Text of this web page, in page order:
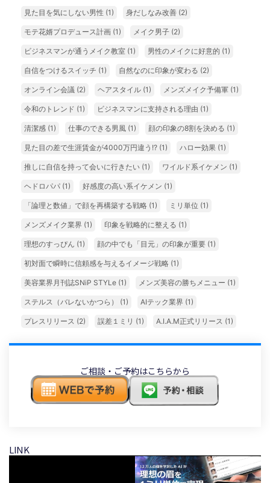
見た目を気にしない男性 (1) 身だしなみ改善 (2)
モテ花婿プロデュース計画 (1) メイク男子 (2)
ビジネスマンが通うメイク教室 (1) 男性のメイクに好意的 (1)
自信をつけるスイッチ (1) 自然なのに印象が変わる (2)
オンライン会議 (2) ヘアスタイル (1) メンズメイク予備軍 (1)
令和のトレンド (1) ビジネスマンに支持される理由 (1)
清潔感 (1) 仕事のできる男風 (1) 顔の印象の8割を決める (1)
見た目の差で生涯賃金が4000万円違う!? (1) ハロー効果 (1)
推しに自信を持って会いに行きたい (1) ワイルド系イケメン (1)
ヘドロパパ (1) 好感度の高い系イケメン (1)
「論理と数値」で顔を再構築する戦略 (1) ミリ単位 (1)
メンズメイク業界 (1) 印象を戦略的に整える (1)
理想のすっぴん (1) 顔の中でも「目元」の印象が重要 (1)
初対面で瞬時に信頼感を与えるイメージ戦略 (1)
美容業界月刊誌SNiP STYLe (1) メンズ美容の勝ちメニュー (1)
ステルス（バレないかつら） (1) AIテック業界 (1)
プレスリリース (2) 誤差１ミリ (1) A.I.A.M正式リリース (1)
ご相談・ご予約はこちらから
LINK